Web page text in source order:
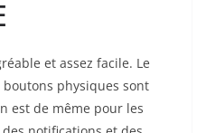
et assez facile. Le
physiques sont
est de même pour les